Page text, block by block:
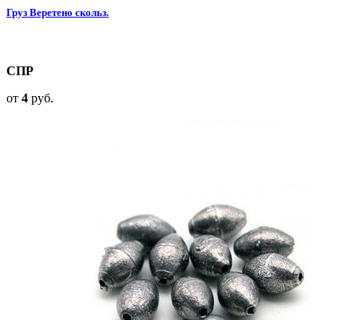
Груз Веретено скольз.
СПР
от 4 руб.